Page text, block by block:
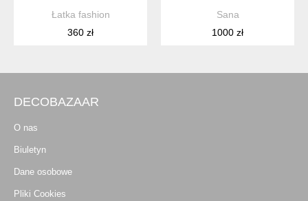
Łatka fashion
360 zł
Sana
1000 zł
DECOBAZAAR
O nas
Biuletyn
Dane osobowe
Pliki Cookies